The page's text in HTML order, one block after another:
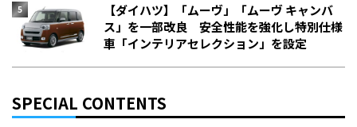
【ダイハツ】「ムーヴ」「ムーヴ キャンバ
ス」を一部改良 安全性能を強化し特別仕様
車「インテリアセレクション」を設定
SPECIAL CONTENTS